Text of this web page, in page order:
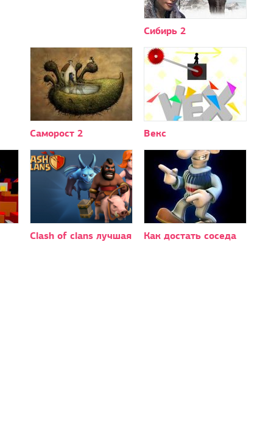
Сибирь 2
Саморост 2 Векс
Clash of clans лучшая Как достать соседа